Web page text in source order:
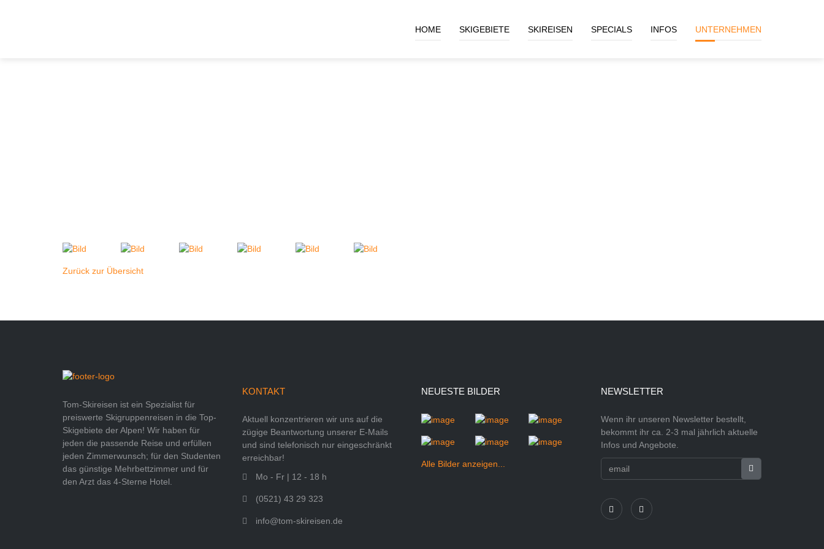
HOME SKIGEBIETE SKIREISEN SPECIALS INFOS UNTERNEHMEN
Zurück zur Übersicht
Tom-Skireisen ist ein Spezialist für
preiswerte Skigruppenreisen in die Top-
Skigebiete der Alpen! Wir haben für
jeden die passende Reise und erfüllen
jeden Zimmerwunsch; für den Studenten
das günstige Mehrbettzimmer und für
den Arzt das 4-Sterne Hotel.
KONTAKT
Aktuell konzentrieren wir uns auf die
zügige Beantwortung unserer E-Mails
und sind telefonisch nur eingeschränkt
erreichbar!
Mo - Fr | 12 - 18 h
(0521) 43 29 323
info@tom-skireisen.de
NEUESTE BILDER
Alle Bilder anzeigen...
NEWSLETTER
Wenn ihr unseren Newsletter bestellt,
bekommt ihr ca. 2-3 mal jährlich aktuelle
Infos und Angebote.